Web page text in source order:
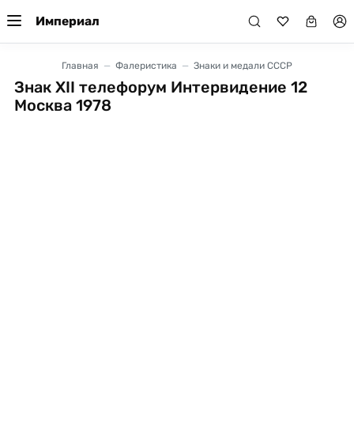
Империал
Главная Фалеристика Знаки и медали СССР
Знак XII телефорум Интервидение 12
Москва 1978